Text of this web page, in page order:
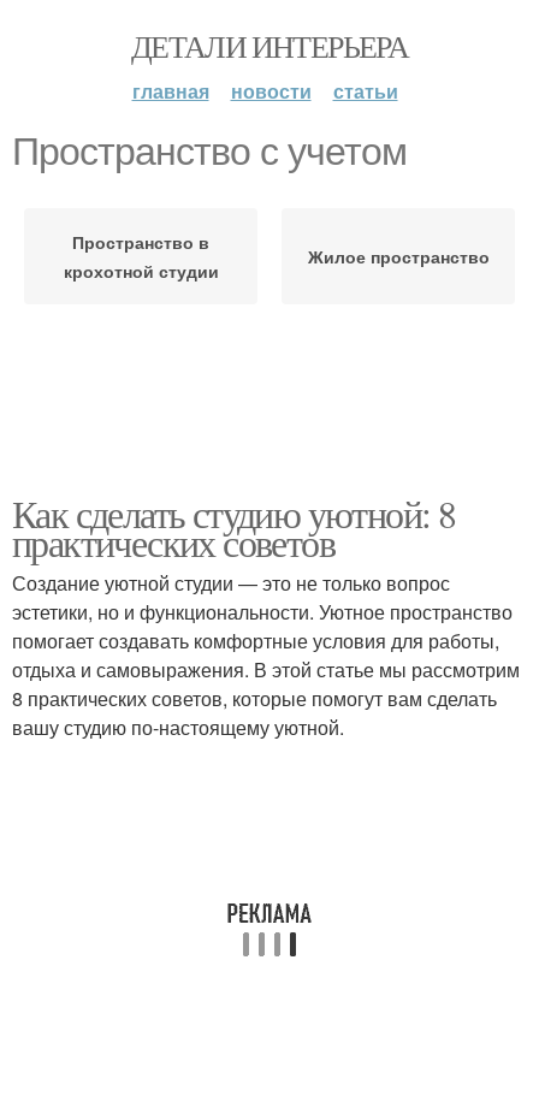
ДЕТАЛИ ИНТЕРЬЕРА
главная новости статьи
Пространство с учетом
Пространство в
крохотной студии
Жилое пространство
Как сделать студию уютной: 8
практических советов
Создание уютной студии — это не только вопрос
эстетики, но и функциональности. Уютное пространство
помогает создавать комфортные условия для работы,
отдыха и самовыражения. В этой статье мы рассмотрим
8 практических советов, которые помогут вам сделать
вашу студию по-настоящему уютной.